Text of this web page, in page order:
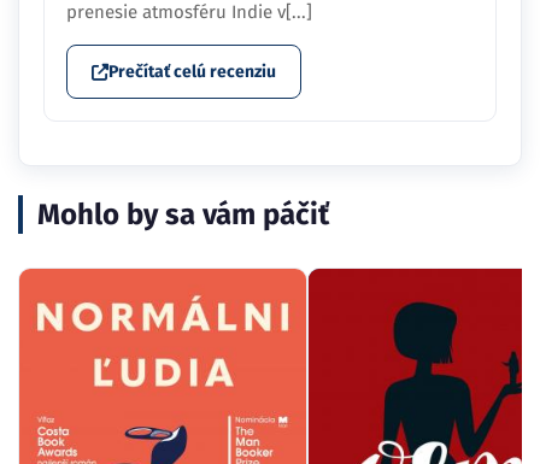
prenesie atmosféru Indie v[...]
Prečítať celú recenziu
Mohlo by sa vám páčiť